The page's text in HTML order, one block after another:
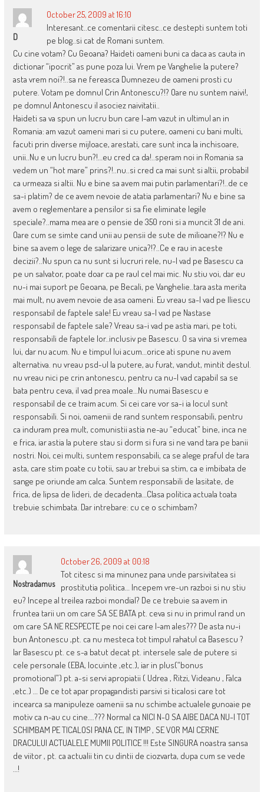
D
October 25, 2009 at 16:10
Interesant..ce comentarii citesc..ce destepti suntem toti
pe blog..si cat de Romani suntem.
Cu cine votam? Cu Geoana? Haideti oameni buni ca daca as cauta in
dictionar “ipocrit” as pune poza lui. Vrem pe Vanghelie la putere?
asta vrem noi?!..sa ne fereasca Dumnezeu de oameni prosti cu
putere. Votam pe domnul Crin Antonescu?!? Oare nu suntem naivi!,
pe domnul Antonescu il asociez naivitatii..
Haideti sa va spun un lucru bun care l-am vazut in ultimul an in
Romania: am vazut oameni mari si cu putere, oameni cu bani multi,
facuti prin diverse mijloace, arestati, care sunt inca la inchisoare,
unii..Nu e un lucru bun?!…eu cred ca da!..speram noi in Romania sa
vedem un “hot mare” prins?!..nu..si cred ca mai sunt si altii, probabil
ca urmeaza si altii. Nu e bine sa avem mai putin parlamentari?!..de ce
sa-i platim? de ce avem nevoie de atatia parlamentari? Nu e bine sa
avem o reglementare a pensilor si sa fie eliminate legile
speciale?..mama mea are o pensie de 350 roni si a muncit 31 de ani.
Oare cum se simte cand unii au pensii de sute de milioane?!? Nu e
bine sa avem o lege de salarizare unica?!?..Ce e rau in aceste
decizii?..Nu spun ca nu sunt si lucruri rele, nu-l vad pe Basescu ca
pe un salvator, poate doar ca pe raul cel mai mic. Nu stiu voi, dar eu
nu-i mai suport pe Geoana, pe Becali, pe Vanghelie..tara asta merita
mai mult, nu avem nevoie de asa oameni. Eu vreau sa-l vad pe Iliescu
responsabil de faptele sale! Eu vreau sa-l vad pe Nastase
responsabil de faptele sale? Vreau sa-i vad pe astia mari, pe toti,
responsabili de faptele lor..inclusiv pe Basescu. O sa vina si vremea
lui, dar nu acum. Nu e timpul lui acum…orice ati spune nu avem
alternativa. nu vreau psd-ul la putere, au furat, vandut, mintit destul.
nu vreau nici pe crin antonescu, pentru ca nu-l vad capabil sa se
bata pentru ceva, il vad prea moale…Nu numai Basescu e
responsabil de ce traim acum. Si cei care vor sa-i ia locul sunt
responsabili. Si noi, oamenii de rand suntem responsabili, pentru
ca induram prea mult, comunistii astia ne-au “educat” bine, inca ne
e frica, iar astia la putere stau si dorm si fura si ne vand tara pe banii
nostri. Noi, cei multi, suntem responsabili, ca se alege praful de tara
asta, care stim poate cu totii, sau ar trebui sa stim, ca e imbibata de
sange pe oriunde am calca. Suntem responsabili de lasitate, de
frica, de lipsa de lideri, de decadenta…Clasa politica actuala toata
trebuie schimbata. Dar intrebare: cu ce o schimbam?
Nostradamus
October 26, 2009 at 00:18
Tot citesc si ma minunez pana unde parsivitatea si
prostitutia politica… Incepem vre-un razboi si nu stiu
eu? Incepe al treilea razboi mondial? De ce trebuie sa avem in
fruntea tarii un om care SA SE BATA pt. ceva si nu in primul rand un
om care SA NE RESPECTE pe noi cei care l-am ales??? De asta nu-i
bun Antonescu ,pt. ca nu mesteca tot timpul rahatul ca Basescu ?
Iar Basescu pt. ce s-a batut decat pt. intersele sale de putere si
cele personale (EBA, locuinte ,etc.), iar in plus(“bonus
promotional”) pt. a-si servi apropiatii ( Udrea , Ritzi, Videanu , Falca
,etc.) … De ce tot apar propagandisti parsivi si ticalosi care tot
incearca sa manipuleze oamenii sa nu schimbe actualele gunoaie pe
motiv ca n-au cu cine….??? Normal ca NICI N-O SA AIBE DACA NU-I TOT
SCHIMBAM PE TICALOSI PANA CE, IN TIMP , SE VOR MAI CERNE
DRACULUI ACTUALELE MUMII POLITICE !!! Este SINGURA noastra sansa
de viitor , pt. ca actualii tin cu dintii de ciozvarta, dupa cum se vede
…!